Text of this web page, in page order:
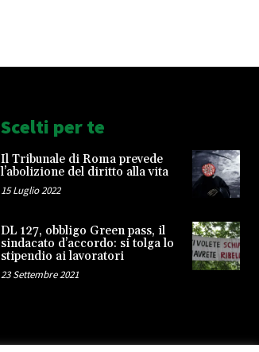
Scelti per te
Il Tribunale di Roma prevede
l’abolizione del diritto alla vita
15 Luglio 2022
DL 127, obbligo Green pass, il
sindacato d’accordo: si tolga lo
stipendio ai lavoratori
23 Settembre 2021